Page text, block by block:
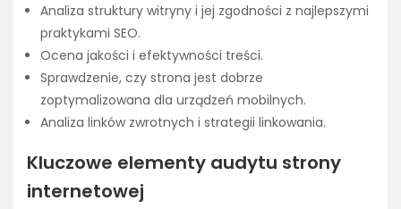
Analiza struktury witryny i jej zgodności z najlepszymi
praktykami SEO.
Ocena jakości i efektywności treści.
Sprawdzenie, czy strona jest dobrze
zoptymalizowana dla urządzeń mobilnych.
Analiza linków zwrotnych i strategii linkowania.
Kluczowe elementy audytu strony
internetowej